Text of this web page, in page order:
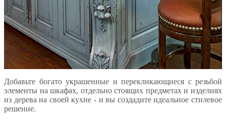
Добавьте богато украшенные и перекликающиеся с резьбой
элементы на шкафах, отдельно стоящих предметах и изделиях
из дерева на своей кухне - и вы создадите идеальное стилевое
решение.